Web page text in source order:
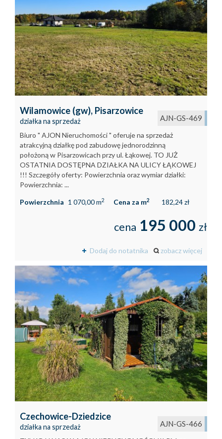
Wilamowice (gw), Pisarzowice
działka na sprzedaż AJN-GS-469
Biuro " AJON Nieruchomości " oferuje na sprzedaż
atrakcyjną działkę pod zabudowę jednorodzinną
położoną w Pisarzowicach przy ul. Łąkowej. TO JUŻ
OSTATNIA DOSTĘPNA DZIAŁKA NA ULICY ŁĄKOWEJ
!!! Szczegóły oferty: Powierzchnia oraz wymiar działki:
Powierzchnia: ...
Powierzchnia 1 070,00 m2 Cena za m2 182,24 zł
cena 195 000 zł
Dodaj do notatnika zobacz więcej
Czechowice-Dziedzice
działka na sprzedaż AJN-GS-466